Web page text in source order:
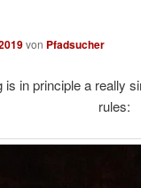
von Pfadsucher
is in principle a really
rules: